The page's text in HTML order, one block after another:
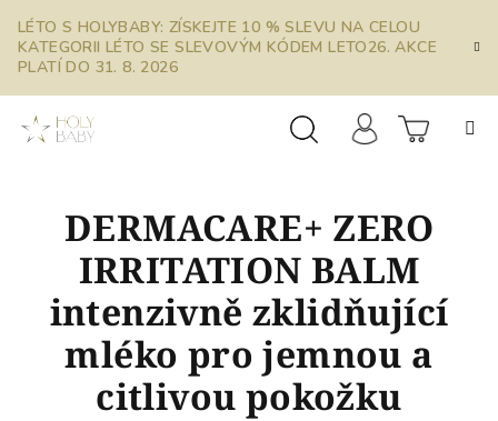
obsah
LÉTO S HOLYBABY: ZÍSKEJTE 10 % SLEVU NA CELOU
KATEGORII LÉTO SE SLEVOVÝM KÓDEM LETO26. AKCE
PLATÍ DO 31. 8. 2026
košík
DERMACARE+ ZERO
IRRITATION BALM
intenzivně zklidňující
mléko pro jemnou a
citlivou pokožku